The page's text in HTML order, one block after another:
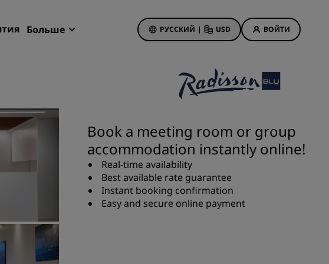
Больше РУССКИЙ | USD ВОЙТИ
с обслуживанием
и мероприятия
себя Radisson
Акции отелей
предложения
Выигрыш с первого раза
Тариф «Предложения дня»
Бронируйте заранее
Ознакомьтесь с нашими
Book a meeting room or group
accommodation instantly online!
Real-time availability
Best available rate guarantee
Instant booking confirmation
Easy and secure online payment